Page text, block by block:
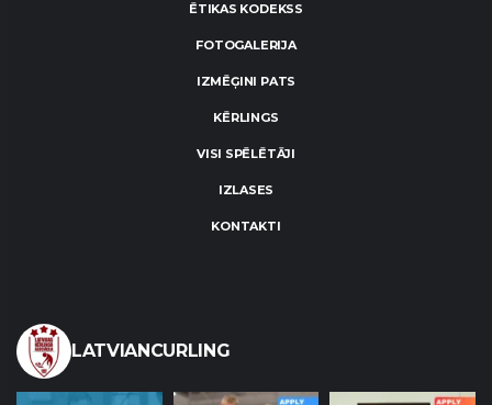
ĒTIKAS KODEKSS
FOTOGALERIJA
IZMĒĢINI PATS
KĒRLINGS
VISI SPĒLĒTĀJI
IZLASES
KONTAKTI
LATVIANCURLING